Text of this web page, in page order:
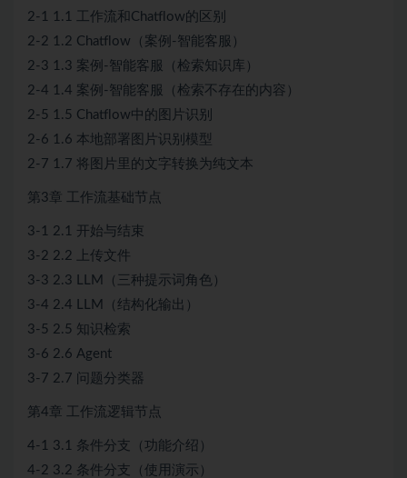
2-1 1.1 工作流和Chatflow的区别
2-2 1.2 Chatflow（案例-智能客服）
2-3 1.3 案例-智能客服（检索知识库）
2-4 1.4 案例-智能客服（检索不存在的内容）
2-5 1.5 Chatflow中的图片识别
2-6 1.6 本地部署图片识别模型
2-7 1.7 将图片里的文字转换为纯文本
第3章 工作流基础节点
3-1 2.1 开始与结束
3-2 2.2 上传文件
3-3 2.3 LLM（三种提示词角色）
3-4 2.4 LLM（结构化输出）
3-5 2.5 知识检索
3-6 2.6 Agent
3-7 2.7 问题分类器
第4章 工作流逻辑节点
4-1 3.1 条件分支（功能介绍）
4-2 3.2 条件分支（使用演示）